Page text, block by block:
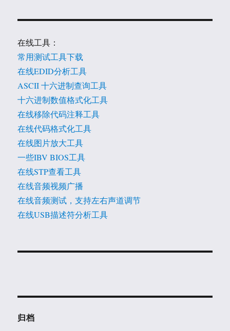
在线工具：
常用测试工具下载
在线EDID分析工具
ASCII 十六进制查询工具
十六进制数值格式化工具
在线移除代码注释工具
在线代码格式化工具
在线图片放大工具
一些IBV BIOS工具
在线STP查看工具
在线音频视频广播
在线音频测试，支持左右声道调节
在线USB描述符分析工具
归档